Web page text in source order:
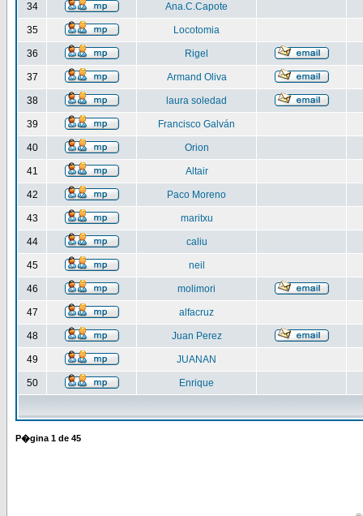
34 Ana.C.Capote
35 Locotomia
36 Rigel
37 Armand Oliva
38 laura soledad
39 Francisco Galván
40 Orion
41 Altair
42 Paco Moreno
43 maritxu
44 caliu
45 neil
46 molimori
47 alfacruz
48 Juan Perez
49 JUANAN
50 Enrique
P�gina 1 de 45